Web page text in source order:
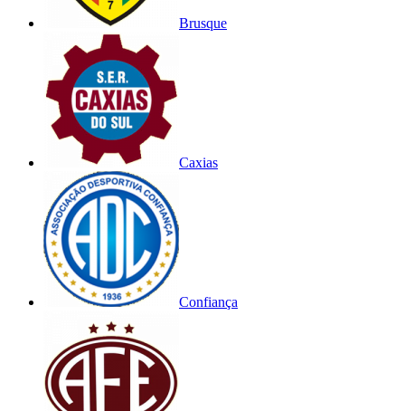
Brusque
Caxias
Confiança